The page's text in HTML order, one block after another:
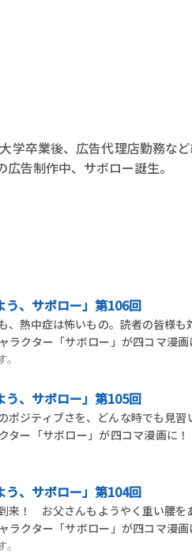
学卒業後、広告代理店勤務な
告制作中、サボロー誕生。
う、サボロー」第106回
、熱中症は怖いもの。読者の皆様
ラクター「サボロー」が四コマ漫
う、サボロー」第105回
ポジティブさを、どんな時でも見
ター「サボロー」が四コマ漫画に
う、サボロー」第104回
来！ お父さんもようやく重い腰
ラクター「サボロー」が四コマ漫